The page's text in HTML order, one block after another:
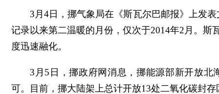
3月4日，挪气象局在《斯瓦尔巴邮报》上发
记录以来第二温暖的月份，仅次于2014年2月。
度迅速融化。
3月5日，挪政府网消息，挪能源部新开放
可。目前，挪大陆架上总计开放13处二氧化碳封